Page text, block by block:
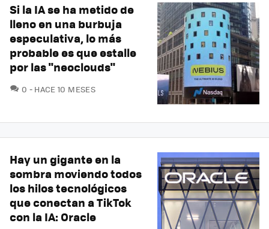
Si la IA se ha metido de
lleno en una burbuja
especulativa, lo más
probable es que estalle
por las "neoclouds"
0 COMENTARIOS
HACE 10 MESES
Hay un gigante en la
sombra moviendo todos
los hilos tecnológicos
que conectan a TikTok
con la IA: Oracle